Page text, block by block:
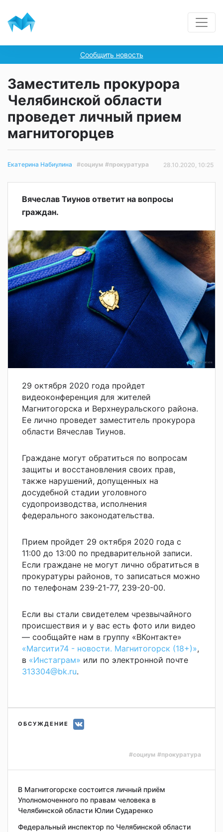
Сообщить новость
Заместитель прокурора
Челябинской области
проведет личный прием
магнитогорцев
Екатерина Набиулина #социум #прокуратура 28.10.2020, 10:25
Вячеслав Тиунов ответит на вопросы
граждан.
29 октября 2020 года пройдет
видеоконференция для жителей
Магнитогорска и Верхнеуральского района.
Ее лично проведет заместитель прокурора
области Вячеслав Тиунов.
Граждане могут обратиться по вопросам
защиты и восстановления своих прав,
также нарушений, допущенных на
досудебной стадии уголовного
судопроизводства, исполнения
федерального законодательства.
Прием пройдет 29 октября 2020 года с
11:00 до 13:00 по предварительной записи.
Если граждане не могут лично обратиться в
прокуратуры районов, то записаться можно
по телефонам 239-21-77, 239-20-00.
Если вы стали свидетелем чрезвычайного
происшествия и у вас есть фото или видео
— сообщайте нам в группу «ВКонтакте»
«Магсити74 - новости. Магнитогорск (18+)»,
в «Инстаграм» или по электронной почте
313304@bk.ru.
ОБСУЖДЕНИЕ
#социум #прокуратура
В Магнитогорске состоится личный приём
Уполномоченного по правам человека в
Челябинской области Юлии Сударенко
Федеральный инспектор по Челябинской области